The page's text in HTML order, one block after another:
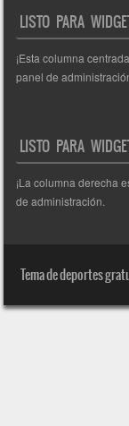
LISTO PARA
¡Esta columna
panel de
LISTO PARA
¡La columna derecha
de administración.
Tema de deportes